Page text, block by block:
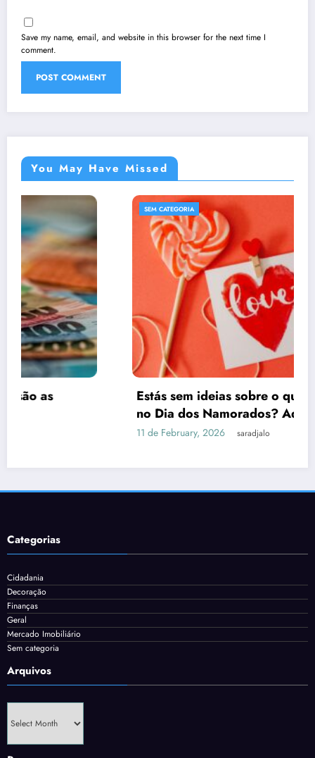
Save my name, email, and website in this browser for the next time I
comment.
You May Have Missed
Estás sem ideias sobre o que dar de presente
no Dia dos Namorados? Aqui ficam algumas
dicas que te poderão interessar
saradjalo
Categorias
Cidadania
Decoração
Finanças
Geral
Mercado Imobiliário
Sem categoria
Arquivos